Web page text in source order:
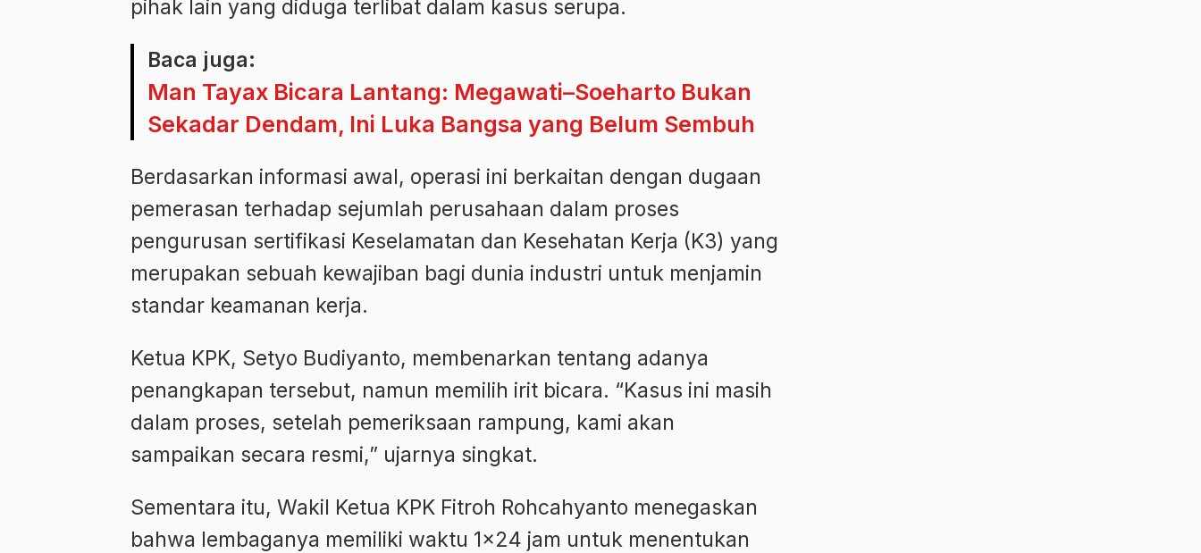
pihak lain yang diduga terlibat dalam kasus serupa.
Baca juga:
Man Tayax Bicara Lantang: Megawati–Soeharto Bukan
Sekadar Dendam, Ini Luka Bangsa yang Belum Sembuh
Berdasarkan informasi awal, operasi ini berkaitan dengan dugaan
pemerasan terhadap sejumlah perusahaan dalam proses
pengurusan sertifikasi Keselamatan dan Kesehatan Kerja (K3) yang
merupakan sebuah kewajiban bagi dunia industri untuk menjamin
standar keamanan kerja.
Ketua KPK, Setyo Budiyanto, membenarkan tentang adanya
penangkapan tersebut, namun memilih irit bicara. “Kasus ini masih
dalam proses, setelah pemeriksaan rampung, kami akan
sampaikan secara resmi,” ujarnya singkat.
Sementara itu, Wakil Ketua KPK Fitroh Rohcahyanto menegaskan
bahwa lembaganya memiliki waktu 1×24 jam untuk menentukan